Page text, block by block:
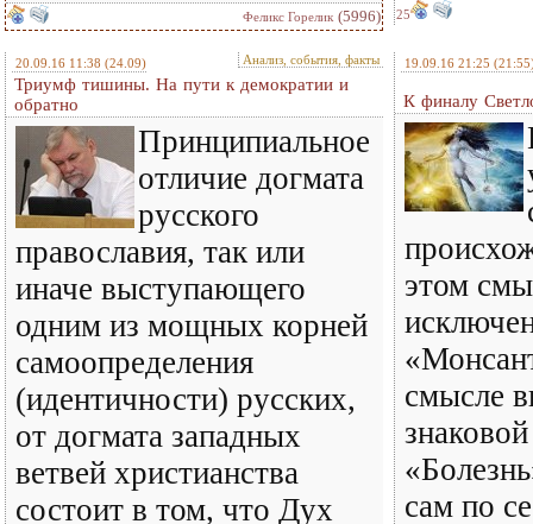
Феликс Горелик (5996) 25
20.09.16 11:38 (24.09) Анализ, события, факты
Триумф тишины. На пути к демократии и
обратно
Принципиальное
отличие догмата
русского
православия, так или
иначе выступающего
одним из мощных корней
самоопределения
(идентичности) русских,
от догмата западных
ветвей христианства
состоит в том, что Дух
19.09.16 21:25
К финалу
этом
смысле
сам по